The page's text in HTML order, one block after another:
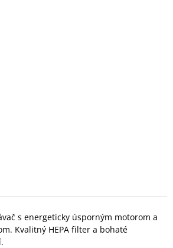
s energeticky úsporným motorom a
Kvalitný HEPA filter a bohaté